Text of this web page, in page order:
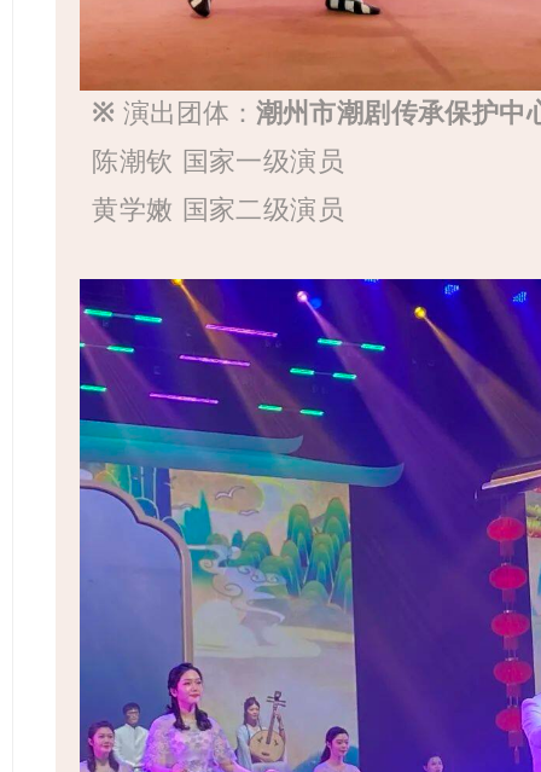
※ 演出团体： 潮州市潮剧传承保护中
陈潮钦 国家一级演员
黄学嫩 国家二级演员